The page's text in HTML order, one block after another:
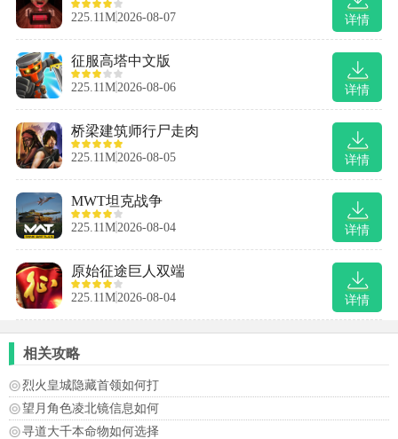
详情
225.11M 2026-08-07
详情
征服高塔中文版
225.11M 2026-08-06
详情
桥梁建筑师行尸走肉
225.11M 2026-08-05
详情
MWT坦克战争
225.11M 2026-08-04
详情
原始征途巨人双端
225.11M 2026-08-04
相关攻略
烈火皇城隐藏首领如何打
望月角色凌北镜信息如何
寻道大千本命物如何选择